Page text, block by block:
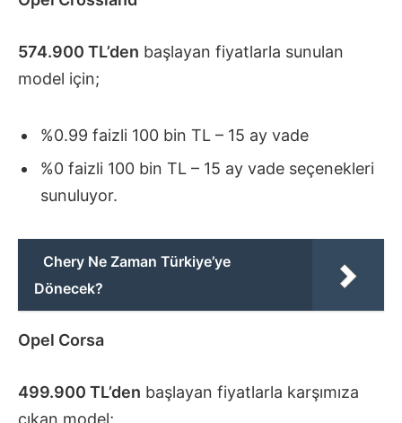
574.900 TL’den başlayan fiyatlarla sunulan
model için;
%0.99 faizli 100 bin TL – 15 ay vade
%0 faizli 100 bin TL – 15 ay vade seçenekleri
sunuluyor.
Chery Ne Zaman Türkiye’ye
Dönecek?
Opel Corsa
499.900 TL’den başlayan fiyatlarla karşımıza
çıkan model;